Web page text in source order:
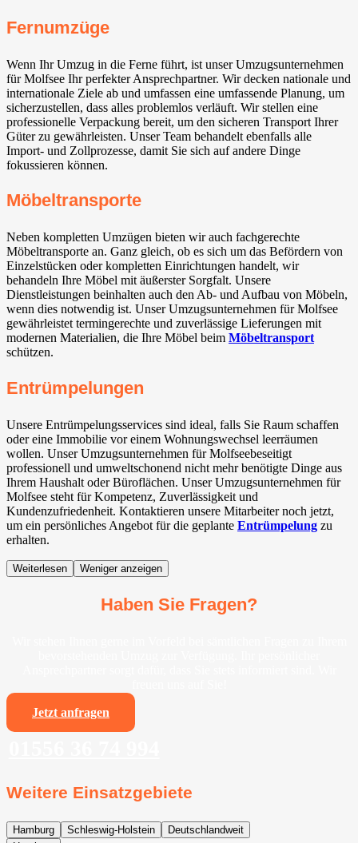
Fernumzüge
Wenn Ihr Umzug in die Ferne führt, ist unser Umzugsunternehmen
für Molfsee Ihr perfekter Ansprechpartner. Wir decken nationale und
internationale Ziele ab und umfassen eine umfassende Planung, um
sicherzustellen, dass alles problemlos verläuft. Wir stellen eine
professionelle Verpackung bereit, um den sicheren Transport Ihrer
Güter zu gewährleisten. Unser Team behandelt ebenfalls alle
Import- und Zollprozesse, damit Sie sich auf andere Dinge
fokussieren können.
Möbeltransporte
Neben kompletten Umzügen bieten wir auch fachgerechte
Möbeltransporte an. Ganz gleich, ob es sich um das Befördern von
Einzelstücken oder kompletten Einrichtungen handelt, wir
behandeln Ihre Möbel mit äußerster Sorgfalt. Unsere
Dienstleistungen beinhalten auch den Ab- und Aufbau von Möbeln,
wenn dies notwendig ist. Unser Umzugsunternehmen für Molfsee
gewährleistet termingerechte und zuverlässige Lieferungen mit
modernen Materialien, die Ihre Möbel beim Möbeltransport
schützen.
Entrümpelungen
Unsere Entrümpelungsservices sind ideal, falls Sie Raum schaffen
oder eine Immobilie vor einem Wohnungswechsel leerräumen
wollen. Unser Umzugsunternehmen für Molfseebeseitigt
professionell und umweltschonend nicht mehr benötigte Dinge aus
Ihrem Haushalt oder Büroflächen. Unser Umzugsunternehmen für
Molfsee steht für Kompetenz, Zuverlässigkeit und
Kundenzufriedenheit. Kontaktieren unsere Mitarbeiter noch jetzt,
um ein persönliches Angebot für die geplante Entrümpelung zu
erhalten.
Weiterlesen Weniger anzeigen
Haben Sie Fragen?
Jetzt anfragen
Weitere Einsatzgebiete
Hamburg Schleswig-Holstein
Deutschlandweit